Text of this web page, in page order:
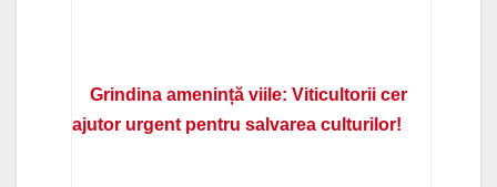
Grindina amenință viile: Viticultorii cer
ajutor urgent pentru salvarea culturilor!